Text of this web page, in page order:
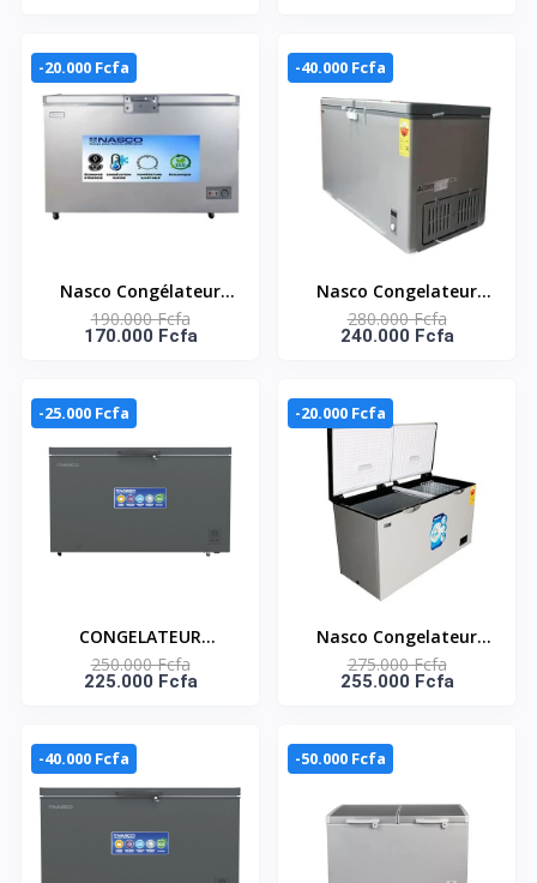
Panier A L'Int - Dark
Silver
DS
-20.000 Fcfa
Nasco Congélateur
Horizontal -NAS-
450FL/450L (368L Net)/1
L'Interieur/Dark Silver
190.000 Fcfa
170.000 Fcfa
-40.000 Fcfa
Nasco Congelateur
Horizontal - NAS-
500FL-DD-DS - Dark
Paniers - 425Lt Net -
220-240V
280.000 Fcfa
240.000 Fcfa
-25.000 Fcfa
CONGELATEUR
HORIZONTAL UNE
PORTE ECO ENERGIE -
250.000 Fcfa
225.000 Fcfa
-20.000 Fcfa
Nasco Congelateur
Horizontal - NAS-
550FL-DD-DS - Dark
Paniers - 450Lt Net -
220-240V
275.000 Fcfa
255.000 Fcfa
-40.000 Fcfa -50.000 Fcfa